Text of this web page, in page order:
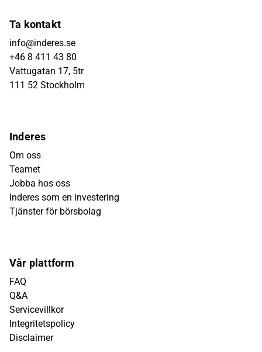
Ta kontakt
info@inderes.se
+46 8 411 43 80
Vattugatan 17, 5tr
111 52 Stockholm
Inderes
Om oss
Teamet
Jobba hos oss
Inderes som en investering
Tjänster för börsbolag
Vår plattform
FAQ
Q&A
Servicevillkor
Integritetspolicy
Disclaimer